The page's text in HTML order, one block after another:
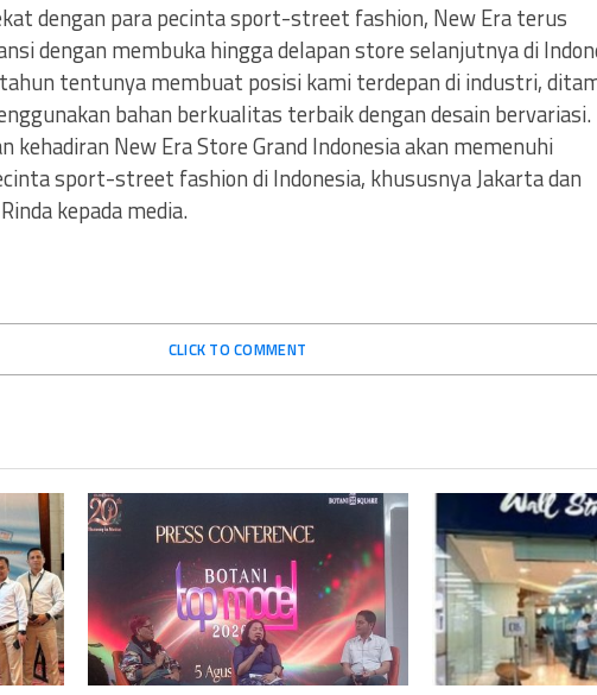
dengan para pecinta sport-street fashion, New Era terus
dengan membuka hingga delapan store selanjutnya di
tentunya membuat posisi kami terdepan di industri,
bahan berkualitas terbaik dengan desain bervariasi.
kehadiran New Era Store Grand Indonesia akan memenuhi
sport-street fashion di Indonesia, khususnya Jakarta dan
kepada media.
CLICK TO COMMENT